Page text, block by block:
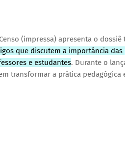
(impressa) apresenta o dossiê
que discutem a importância
e estudantes. Durante o
transformar a prática pedagógica